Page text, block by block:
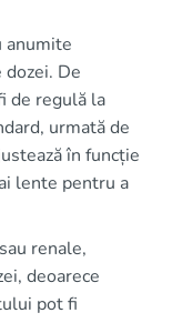
anumite
De
de regulă la
urmată de
în funcție
lente pentru a
renale,
deoarece
pot fi